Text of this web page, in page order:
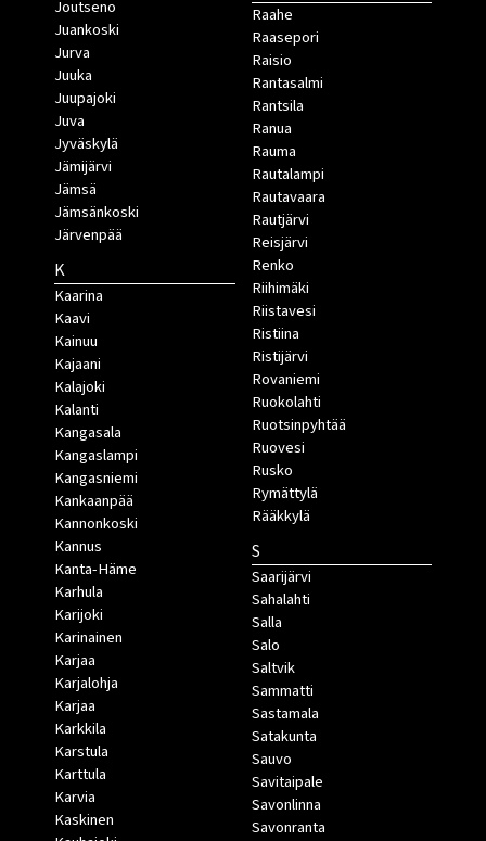
Joutseno
Juankoski
Jurva
Juuka
Juupajoki
Juva
Jyväskylä
Jämijärvi
Jämsä
Jämsänkoski
Järvenpää
K
Kaarina
Kaavi
Kainuu
Kajaani
Kalajoki
Kalanti
Kangasala
Kangaslampi
Kangasniemi
Kankaanpää
Kannonkoski
Kannus
Kanta-Häme
Karhula
Karijoki
Karinainen
Karjaa
Karjalohja
Karjaa
Karkkila
Karstula
Karttula
Karvia
Kaskinen
Raahe
Raasepori
Raisio
Rantasalmi
Rantsila
Ranua
Rauma
Rautalampi
Rautavaara
Rautjärvi
Reisjärvi
Renko
Riihimäki
Riistavesi
Ristiina
Ristijärvi
Rovaniemi
Ruokolahti
Ruotsinpyhtää
Ruovesi
Rusko
Rymättylä
Rääkkylä
S
Saarijärvi
Sahalahti
Salla
Salo
Saltvik
Sammatti
Sastamala
Satakunta
Sauvo
Savitaipale
Savonlinna
Savonranta